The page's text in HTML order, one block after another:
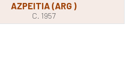
AZPEITIA (ARG )
C. 1957